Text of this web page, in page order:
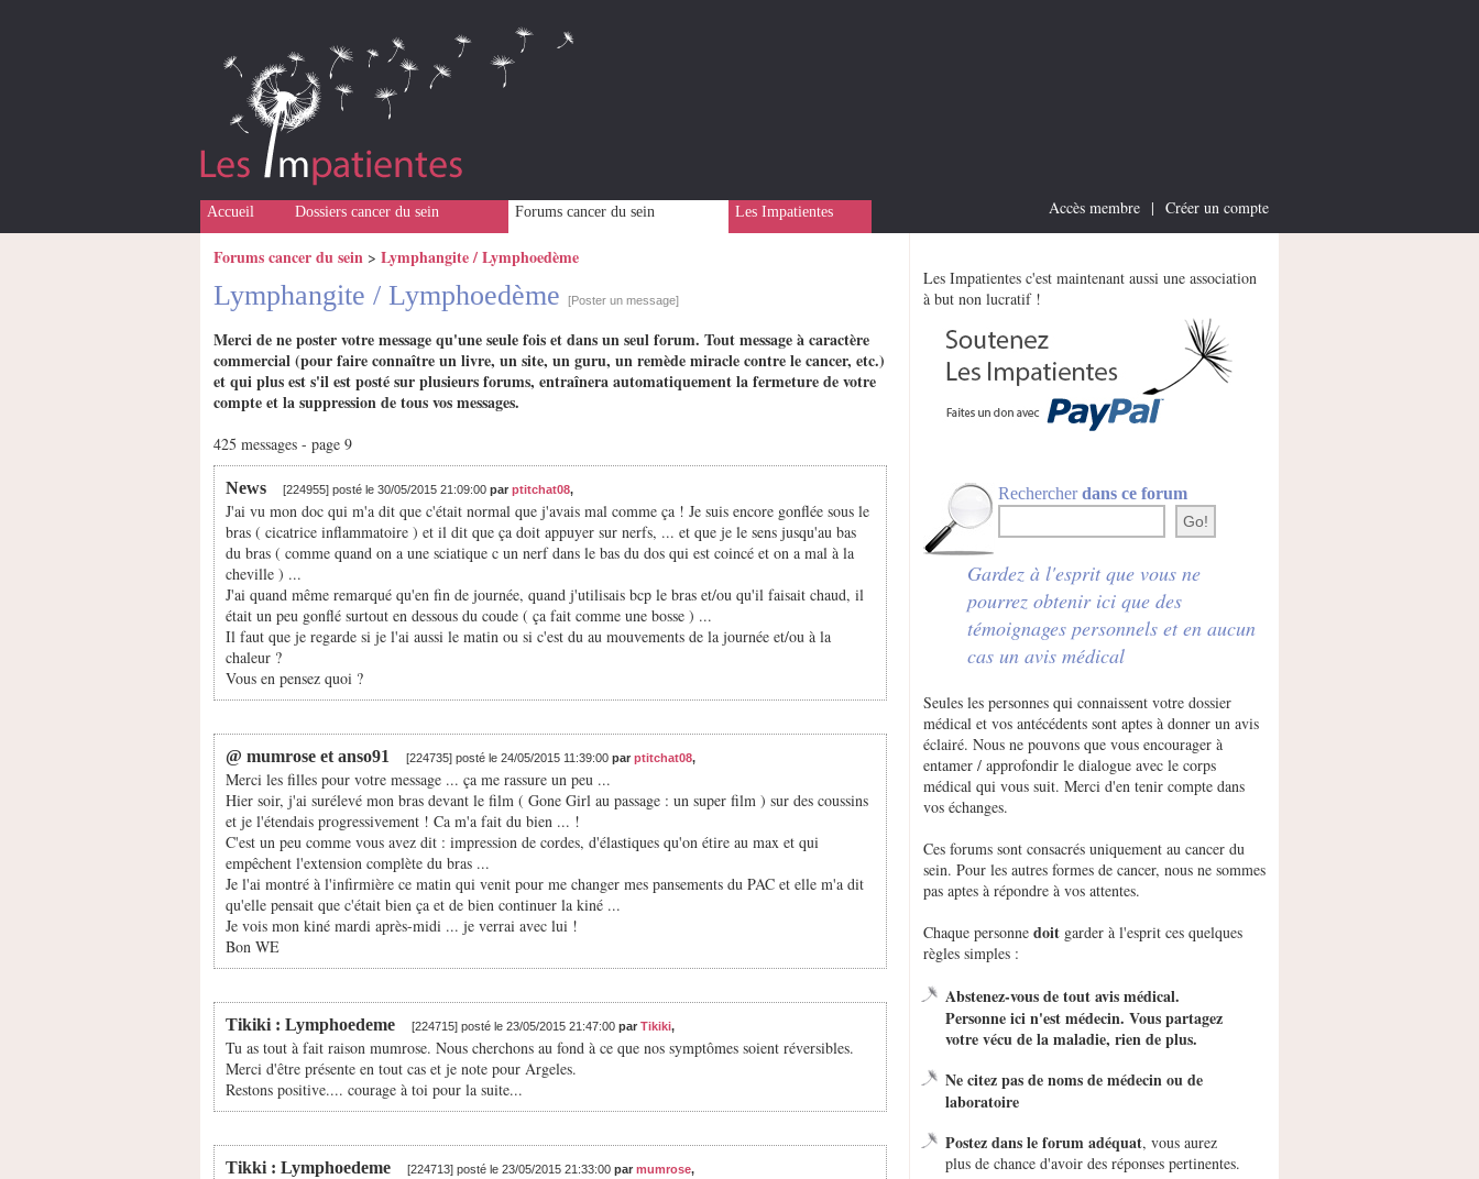
Accueil Dossiers cancer du sein Forums cancer du sein Les Impatientes Accès membre | Créer un compte
Forums cancer du sein > Lymphangite / Lymphoedème
Lymphangite / Lymphoedème [Poster un message]
Merci de ne poster votre message qu'une seule fois et dans un seul forum. Tout message à caractère
commercial (pour faire connaître un livre, un site, un guru, un remède miracle contre le cancer, etc.)
et qui plus est s'il est posté sur plusieurs forums, entraînera automatiquement la fermeture de votre
compte et la suppression de tous vos messages.
425 messages - page 9
News [224955] posté le 30/05/2015 21:09:00 par ptitchat08,
J'ai vu mon doc qui m'a dit que c'était normal que j'avais mal comme ça ! Je suis encore gonflée sous le
bras ( cicatrice inflammatoire ) et il dit que ça doit appuyer sur nerfs, ... et que je le sens jusqu'au bas
du bras ( comme quand on a une sciatique c un nerf dans le bas du dos qui est coincé et on a mal à la
cheville ) ...
J'ai quand même remarqué qu'en fin de journée, quand j'utilisais bcp le bras et/ou qu'il faisait chaud, il
était un peu gonflé surtout en dessous du coude ( ça fait comme une bosse ) ...
Il faut que je regarde si je l'ai aussi le matin ou si c'est du au mouvements de la journée et/ou à la
chaleur ?
Vous en pensez quoi ?
@ mumrose et anso91 [224735] posté le 24/05/2015 11:39:00 par ptitchat08,
Merci les filles pour votre message ... ça me rassure un peu ...
Hier soir, j'ai surélevé mon bras devant le film ( Gone Girl au passage : un super film ) sur des coussins
et je l'étendais progressivement ! Ca m'a fait du bien ... !
C'est un peu comme vous avez dit : impression de cordes, d'élastiques qu'on étire au max et qui
empêchent l'extension complète du bras ...
Je l'ai montré à l'infirmière ce matin qui venit pour me changer mes pansements du PAC et elle m'a dit
qu'elle pensait que c'était bien ça et de bien continuer la kiné ...
Je vois mon kiné mardi après-midi ... je verrai avec lui !
Bon WE
Tikiki : Lymphoedeme [224715] posté le 23/05/2015 21:47:00 par Tikiki,
Tu as tout à fait raison mumrose. Nous cherchons au fond à ce que nos symptômes soient réversibles.
Merci d'être présente en tout cas et je note pour Argeles.
Restons positive.... courage à toi pour la suite...
Tikki : Lymphoedeme [224713] posté le 23/05/2015 21:33:00 par mumrose,
Les Impatientes c'est maintenant aussi une association
à but non lucratif !
Rechercherdans ce forum
Gardez à l'esprit que vous ne
pourrez obtenir ici que des
témoignages personnels et en aucun
cas un avis médical
Seules les personnes qui connaissent votre dossier
médical et vos antécédents sont aptes à donner un avis
éclairé. Nous ne pouvons que vous encourager à
entamer / approfondir le dialogue avec le corps
médical qui vous suit. Merci d'en tenir compte dans
vos échanges.
Ces forums sont consacrés uniquement au cancer du
sein. Pour les autres formes de cancer, nous ne sommes
pas aptes à répondre à vos attentes.
Chaque personne doit garder à l'esprit ces quelques
règles simples :
Abstenez-vous de tout avis médical.
Personne ici n'est médecin. Vous partagez
votre vécu de la maladie, rien de plus.
Ne citez pas de noms de médecin ou de
laboratoire
Postez dans le forum adéquat, vous aurez
plus de chance d'avoir des réponses pertinentes.